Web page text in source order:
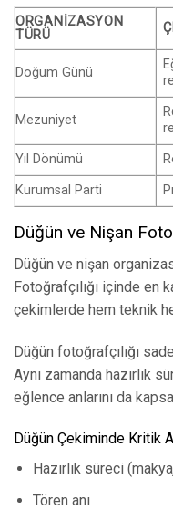
ORGANIZASYON
TÜRÜ
Doğum Günü
Mezuniyet
Yıl Dönümü
Kurumsal Parti
Düğün ve Nişan
Düğün ve nişan
Fotoğrafçılığı içinde en
çekimlerde hem teknik
Düğün fotoğrafçılığı
Aynı zamanda hazırlık
eğlence anlarını da
Düğün Çekiminde Kritik
Hazırlık süreci
Tören anı